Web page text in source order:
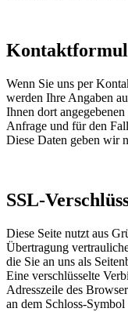
Wenn Sie uns per
werden Ihre Angaben
Ihnen dort
Anfrage und für den
Diese Daten geben wir
SSL-
Diese Seite nutzt aus
Übertragung
die Sie an uns als
Eine verschlüsselte
Adresszeile des
an dem Schloss-